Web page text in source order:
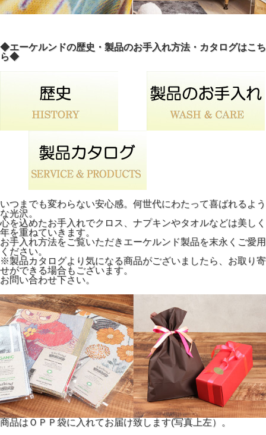
◆エーケルンドの歴史・製品のお手入れ方法・カタログはこち
ら◆
いつまでも変わらない安心感。何世代にわたって喜ばれるよう
な光沢。
心を込めたお手入れでクロス、ナプキンやタオルなどは美しく
年を重ねていきます。
お手入れ方法をご覧いただきエーケルンド製品を末永くご愛用
ください。
※製品カタログより気になる商品がございましたら、お取り寄
せができる場合もございます。
お問い合わせ下さい。
商品はＯＰＰ袋に入れてお届け致します(写真上左）。